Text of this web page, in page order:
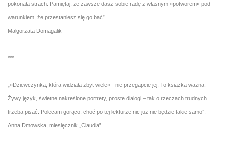
pokonała strach. Pamiętaj, że zawsze dasz sobie radę z własnym »potworem« pod
warunkiem, że przestaniesz się go bać”.
Małgorzata Domagalik
***
„»Dziewczynka, która widziała zbyt wiele«– nie przegapcie jej. To książka ważna.
Żywy język, świetne nakreślone portrety, proste dialogi – tak o rzeczach trudnych
trzeba pisać. Polecam gorąco, choć po tej lekturze nic już nie będzie takie samo”.
Anna Dmowska, miesięcznik „Claudia”